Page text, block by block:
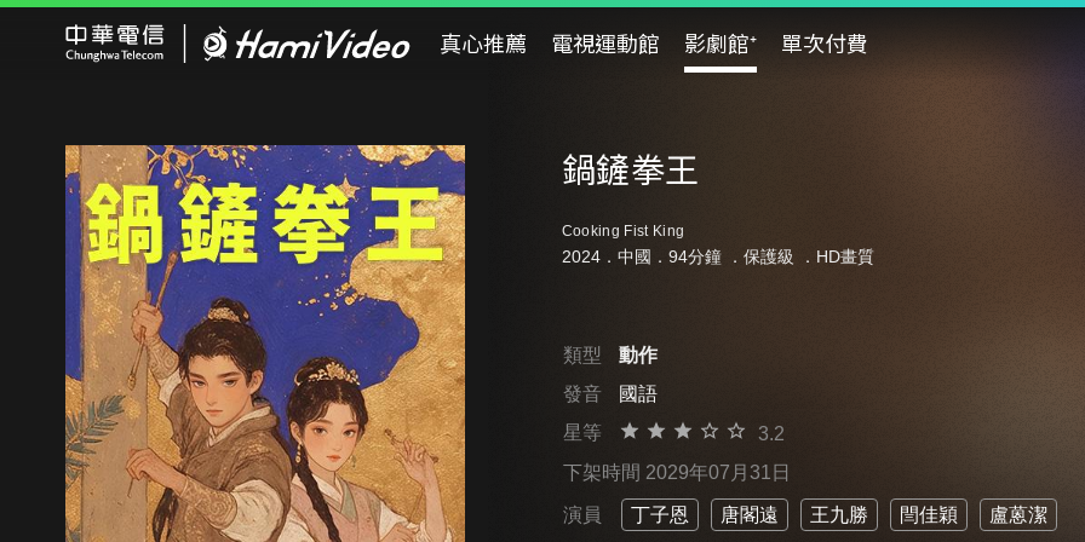
真心推薦 電視運動館 影劇館⁺ 單次付費
鍋鏟拳王
Cooking Fist King
2024．中國．94分鐘 ． 保護級 ．HD畫質
類型
動作
發音
國語
星等
3.2
下架時間 2029年07月31日
演員 丁子恩 唐閣遠 王九勝 閆佳穎 盧蒽潔